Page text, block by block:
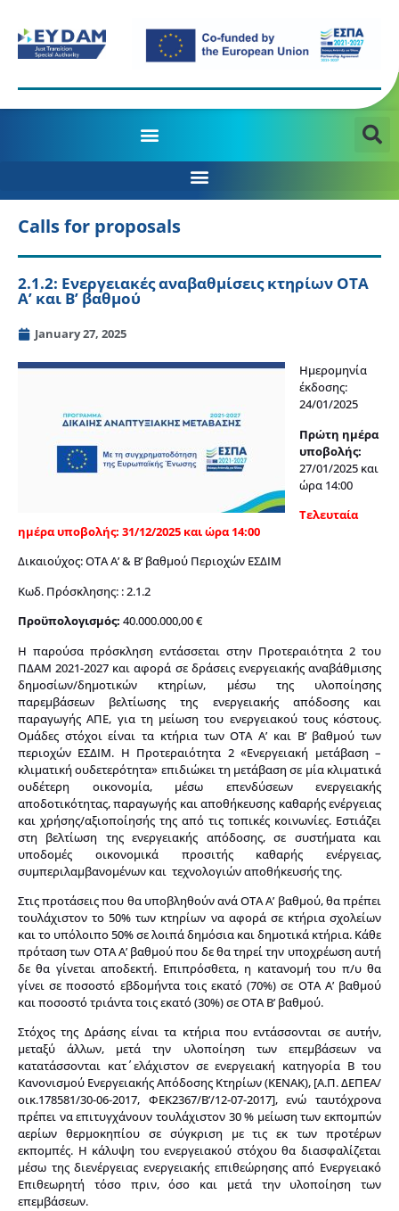
Calls for proposals
2.1.2: Ενεργειακές αναβαθμίσεις κτηρίων ΟΤΑ
Α’ και Β’ βαθμού
January 27, 2025
Ημερομηνία
έκδοσης:
24/01/2025
Πρώτη ημέρα
υποβολής:
27/01/2025 και
ώρα 14:00
Τελευταία
ημέρα υποβολής: 31/12/2025 και ώρα 14:00
Δικαιούχος: ΟΤΑ Α’ & Β’ βαθμού Περιοχών ΕΣΔΙΜ
Κωδ. Πρόσκλησης: : 2.1.2
Προϋπολογισμός: 40.000.000,00 €
Η παρούσα πρόσκληση εντάσσεται στην Προτεραιότητα 2 του
ΠΔΑΜ 2021-2027 και αφορά σε δράσεις ενεργειακής αναβάθμισης
δημοσίων/δημοτικών κτηρίων, μέσω της υλοποίησης
παρεμβάσεων βελτίωσης της ενεργειακής απόδοσης και
παραγωγής ΑΠΕ, για τη μείωση του ενεργειακού τους κόστους.
Ομάδες στόχοι είναι τα κτήρια των ΟΤΑ Α’ και Β’ βαθμού των
περιοχών ΕΣΔΙΜ. Η Προτεραιότητα 2 «Ενεργειακή μετάβαση –
κλιματική ουδετερότητα» επιδιώκει τη μετάβαση σε μία κλιματικά
ουδέτερη οικονομία, μέσω επενδύσεων ενεργειακής
αποδοτικότητας, παραγωγής και αποθήκευσης καθαρής ενέργειας
και χρήσης/αξιοποίησής της από τις τοπικές κοινωνίες. Εστιάζει
στη βελτίωση της ενεργειακής απόδοσης, σε συστήματα και
υποδομές οικονομικά προσιτής καθαρής ενέργειας,
συμπεριλαμβανομένων και τεχνολογιών αποθήκευσής της.
Στις προτάσεις που θα υποβληθούν ανά ΟΤΑ Α’ βαθμού, θα πρέπει
τουλάχιστον το 50% των κτηρίων να αφορά σε κτήρια σχολείων
και το υπόλοιπο 50% σε λοιπά δημόσια και δημοτικά κτήρια. Κάθε
πρόταση των ΟΤΑ Α’ βαθμού που δε θα τηρεί την υποχρέωση αυτή
δε θα γίνεται αποδεκτή. Επιπρόσθετα, η κατανομή του π/υ θα
γίνει σε ποσοστό εβδομήντα τοις εκατό (70%) σε ΟΤΑ Α’ βαθμού
και ποσοστό τριάντα τοις εκατό (30%) σε ΟΤΑ Β’ βαθμού.
Στόχος της Δράσης είναι τα κτήρια που εντάσσονται σε αυτήν,
μεταξύ άλλων, μετά την υλοποίηση των επεμβάσεων να
κατατάσσονται κατ΄ ελάχιστον σε ενεργειακή κατηγορία Β του
Κανονισμού Ενεργειακής Απόδοσης Κτηρίων (ΚΕΝΑΚ), [Α.Π. ΔΕΠΕΑ/
οικ.178581/30-06-2017, ΦΕΚ2367/Β’/12-07-2017], ενώ ταυτόχρονα
πρέπει να επιτυγχάνουν τουλάχιστον 30 % μείωση των εκπομπών
αερίων θερμοκηπίου σε σύγκριση με τις εκ των προτέρων
εκπομπές. Η κάλυψη του ενεργειακού στόχου θα διασφαλίζεται
μέσω της διενέργειας ενεργειακής επιθεώρησης από Ενεργειακό
Επιθεωρητή τόσο πριν, όσο και μετά την υλοποίηση των
επεμβάσεων.